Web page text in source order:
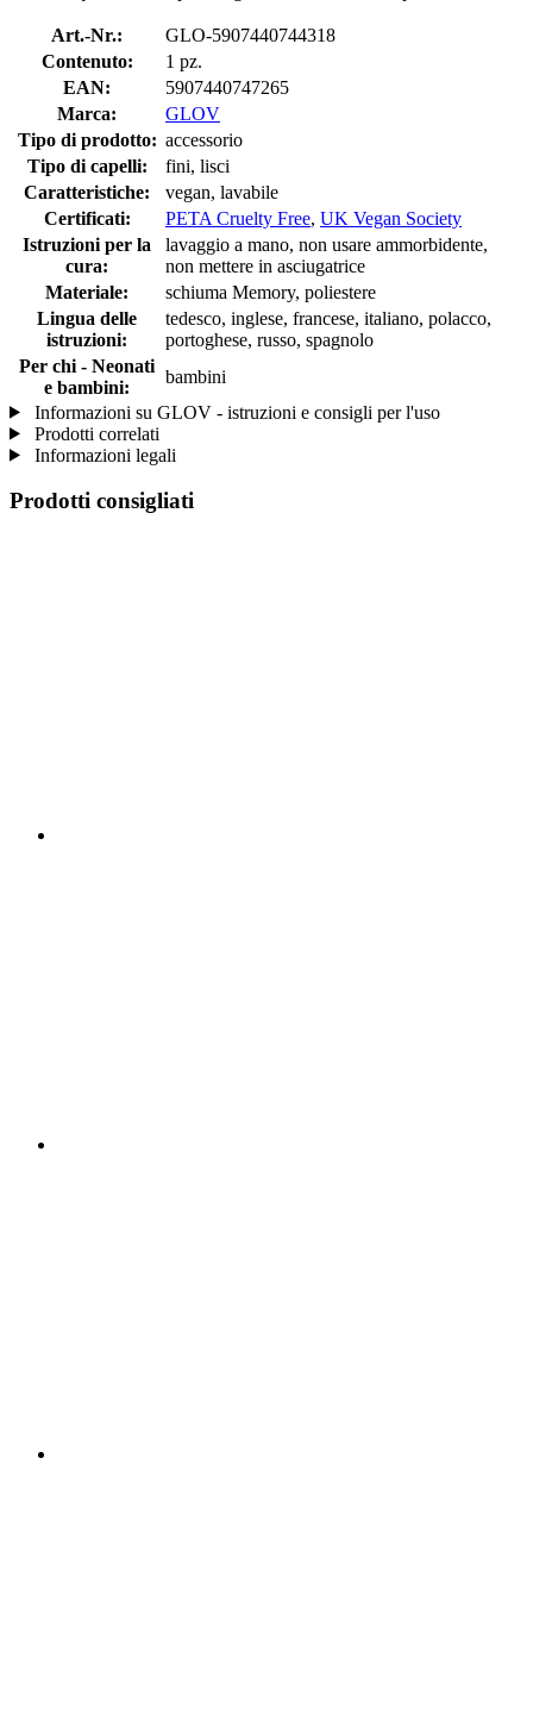
Art.-Nr.:
GLO-5907440744318
Contenuto:
1 pz.
EAN:
5907440747265
Marca:
GLOV
Tipo di prodotto: accessorio
Tipo di capelli:
fini, lisci
Caratteristiche:
vegan, lavabile
Certificati:
PETA Cruelty Free, UK Vegan Society
Istruzioni per la
cura:
lavaggio a mano, non usare ammorbidente,
non mettere in asciugatrice
Materiale:
schiuma Memory, poliestere
Lingua delle
istruzioni:
tedesco, inglese, francese, italiano, polacco,
portoghese, russo, spagnolo
Per chi - Neonati
e bambini:
bambini
Informazioni su GLOV - istruzioni e consigli per l'uso
Prodotti correlati
Informazioni legali
Prodotti consigliati